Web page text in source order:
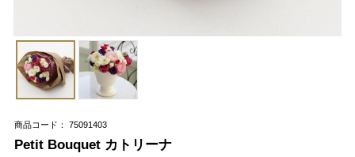
商品コード： 75091403
Petit Bouquet カトリーナ